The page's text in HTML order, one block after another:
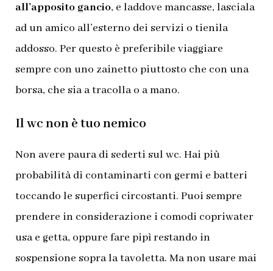
all’apposito gancio, e laddove mancasse, lasciala
ad un amico all’esterno dei servizi o tienila
addosso. Per questo è preferibile viaggiare
sempre con uno zainetto piuttosto che con una
borsa, che sia a tracolla o a mano.
Il wc non è tuo nemico
Non avere paura di sederti sul wc. Hai più
probabilità di contaminarti con germi e batteri
toccando le superfici circostanti. Puoi sempre
prendere in considerazione i comodi copriwater
usa e getta, oppure fare pipì restando in
sospensione sopra la tavoletta. Ma non usare mai